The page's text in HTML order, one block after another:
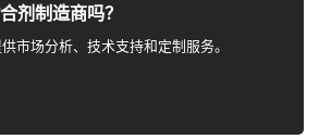
剂制造商吗？
市场分析、技术支持和定制服务。